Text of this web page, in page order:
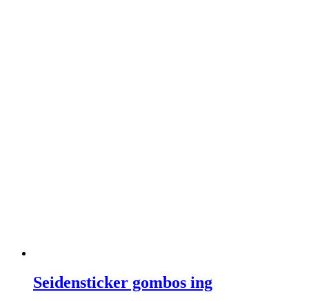
Seidensticker gombos ing